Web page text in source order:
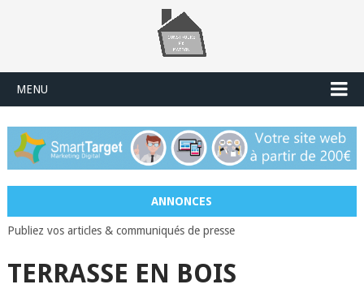
MENU
ANNONCES
Publiez vos articles & communiqués de presse
TERRASSE EN BOIS